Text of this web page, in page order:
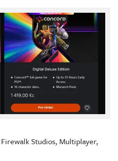
Firewalk Studios, Multiplayer,